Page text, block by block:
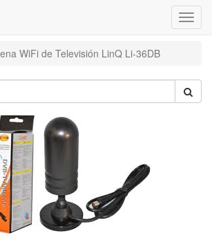
WiFi de Televisión LinQ Li-36DB